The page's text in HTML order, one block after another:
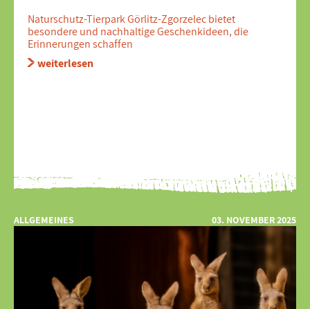
Naturschutz-Tierpark Görlitz-Zgorzelec bietet
besondere und nachhaltige Geschenkideen, die
Erinnerungen schaffen
weiterlesen
ALLGEMEINES 03. NOVEMBER 2025